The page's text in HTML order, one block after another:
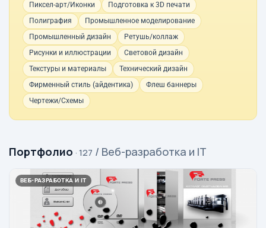
Пиксел-арт/Иконки
Подготовка к 3D печати
Полиграфия
Промышленное моделирование
Промышленный дизайн
Ретушь/коллаж
Рисунки и иллюстрации
Световой дизайн
Текстуры и материалы
Технический дизайн
Фирменный стиль (айдентика)
Флеш баннеры
Чертежи/Схемы
Портфолио · 127 / Веб-разработка и IT
ВЕБ-РАЗРАБОТКА И IT